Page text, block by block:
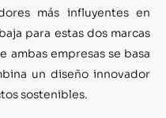
más influyentes en
para estas dos marcas
ambas empresas se basa
un diseño innovador
sostenibles.